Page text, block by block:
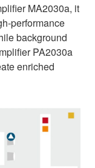
MA2030a, it
performance
background
PA2030a
enriched